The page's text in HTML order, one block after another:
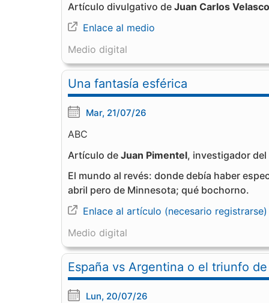
Artículo divulgativo de Juan Carlos Velasco
Enlace al medio
Medio digital
Una fantasía esférica
Mar, 21/07/26
ABC
Artículo de Juan Pimentel, investigador
El mundo al revés: donde debía haber
abril pero de Minnesota; qué bochorno.
Enlace al artículo (necesario registrarse)
Medio digital
España vs Argentina o el triunfo
Lun, 20/07/26